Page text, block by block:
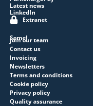
Latest news
LinkedIn
Extranet
Semel
Join our team
Contact us
Invoicing
Newsletters
Terms and conditions
Cookie policy
Privacy policy
Quality assurance